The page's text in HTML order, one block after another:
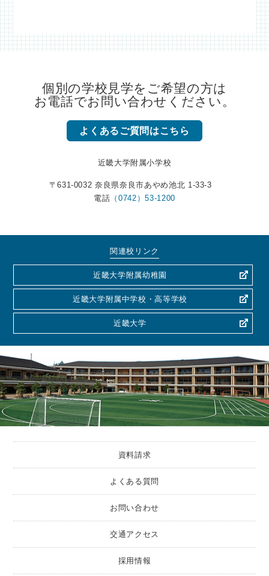
個別の学校見学をご希望の方は
お電話でお問い合わせください。
よくあるご質問はこちら
近畿大学附属小学校
〒631-0032 奈良県奈良市あやめ池北 1-33-3
電話 （0742）53-1200
関連校リンク
近畿大学附属幼稚園
近畿大学附属中学校・高等学校
近畿大学
資料請求
よくある質問
お問い合わせ
交通アクセス
採用情報